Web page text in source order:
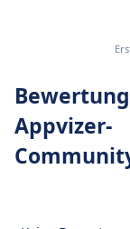
Appvizer-